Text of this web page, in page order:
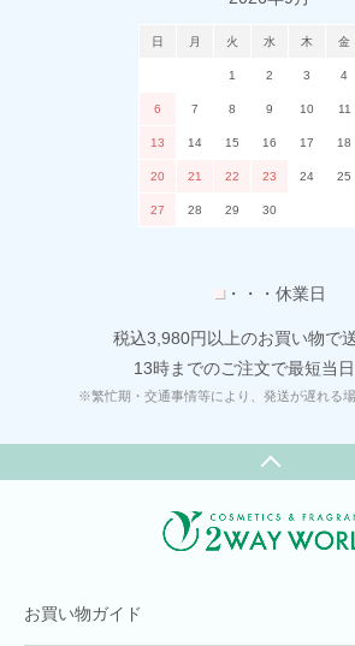
日 月 火 水 木 金
1 2 3 4
6 7 8 9 10 11
13 14 15 16 17 18
20 21 22 23 24 25
27 28 29 30
■ ・・・休業日
税込3,980円以上のお買い物で
13時までのご注文で最短当日
※繁忙期・交通事情等により、発送が遅れる場
お買い物ガイド